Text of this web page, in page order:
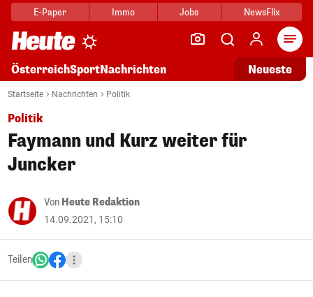
E-Paper Immo Jobs NewsFlix
ÖsterreichSportNachrichten Neueste
Startseite Nachrichten Politik
Politik
Faymann und Kurz weiter für
Juncker
Von Heute Redaktion
14.09.2021, 15:10
Teilen